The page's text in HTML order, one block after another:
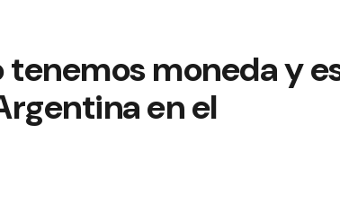
moneda y
en el